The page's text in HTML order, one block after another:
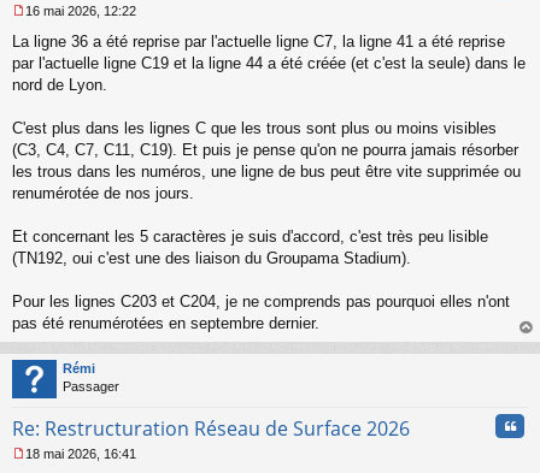
e
s
e
n
o
16 mai 2026, 12:22
La ligne 36 a été reprise par l'actuelle ligne C7, la ligne 41 a été reprise
par l'actuelle ligne C19 et la ligne 44 a été créée (et c'est la seule) dans le
nord de Lyon.
C'est plus dans les lignes C que les trous sont plus ou moins visibles
(C3, C4, C7, C11, C19). Et puis je pense qu'on ne pourra jamais résorber
les trous dans les numéros, une ligne de bus peut être vite supprimée ou
renumérotée de nos jours.
Et concernant les 5 caractères je suis d'accord, c'est très peu lisible
(TN192, oui c'est une des liaison du Groupama Stadium).
Pour les lignes C203 et C204, je ne comprends pas pourquoi elles n'ont
pas été renumérotées en septembre dernier.
au
Rémi
Passager
Re: Restructuration Réseau de Surface 2026
18 mai 2026, 16:41